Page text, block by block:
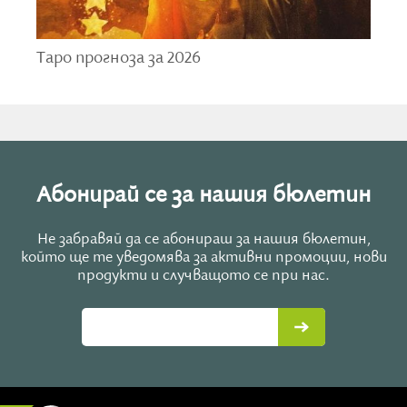
Присъстват три карти от Голямата Аркана,
които също носят крайности в посланията си - от
една страна предизвикателства, от друга -
намиране на баланс и отваряне на нови
- понеделник, вторник, събота и неделя.
Таро прогноза за 2026
Абонирай се за нашия бюлетин
Не забравяй да се абонираш за нашия бюлетин,
който ще те уведомява за активни промоции, нови
продукти и случващото се при нас.